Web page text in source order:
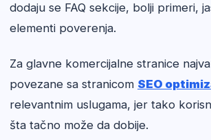
dodaju se FAQ sekcije, bolji primeri,
elementi poverenja.
Za glavne komercijalne stranice
povezane sa stranicom SEO
relevantnim uslugama, jer tako
šta tačno može da dobije.